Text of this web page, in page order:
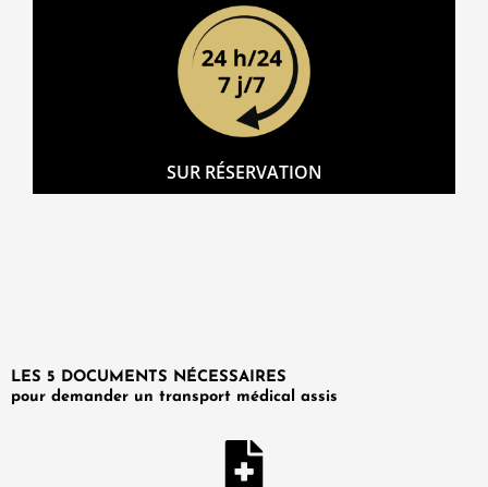
SUR RÉSERVATION
LES 5 DOCUMENTS NÉCESSAIRES
pour demander un transport médical assis